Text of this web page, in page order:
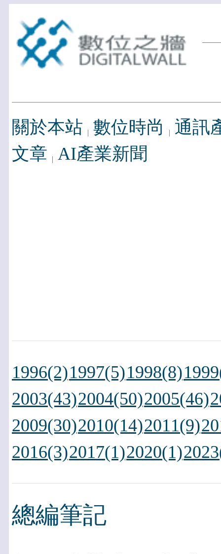
關於本站 數位時尚
通訊
文章 AI產業新聞
1996(2)1997(5)1998(8)
2003(43)2004(50)2005(46)
2009(30)2010(14)2011(9)
2016(3)2017(1)2020(1)
總編筆記